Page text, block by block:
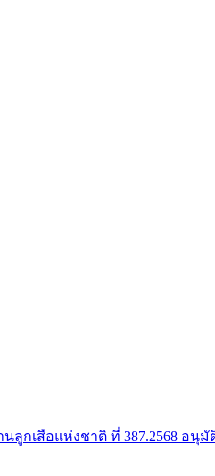
นลูกเสือแห่งชาติ ที่ 387.2568 อนุ